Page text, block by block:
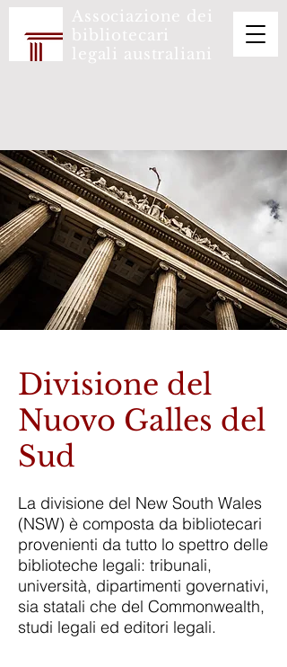
Associazione dei
bibliotecari
legali australiani
Divisione del
Nuovo Galles del
Sud
La divisione del New South Wales
(NSW) è composta da bibliotecari
provenienti da tutto lo spettro delle
biblioteche legali: tribunali,
università, dipartimenti governativi,
sia statali che del Commonwealth,
studi legali ed editori legali.